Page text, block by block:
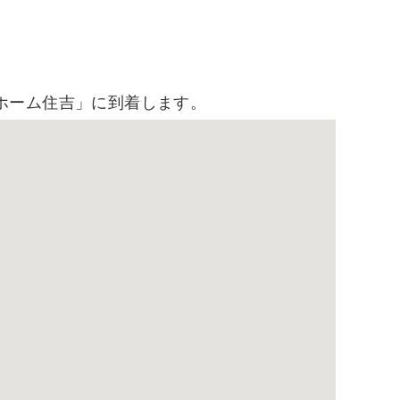
ム住吉」に到着します。